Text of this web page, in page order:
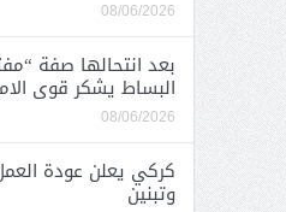
08/06/2026
بعد انتحالها صفة
البساط يشكر قوى
08/06/2026
كركي يعلن عودة
وتبنين